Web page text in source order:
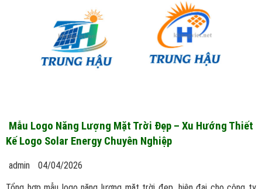
Mẫu Logo Năng Lượng Mặt Trời Đẹp – Xu Hướng Thiết
Kế Logo Solar Energy Chuyên Nghiệp
admin
04/04/2026